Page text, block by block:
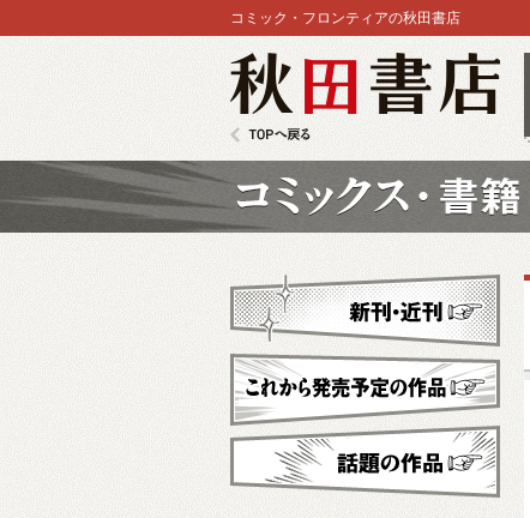
コミック・フロンティアの秋田書店
新刊・近刊
これから発売予定